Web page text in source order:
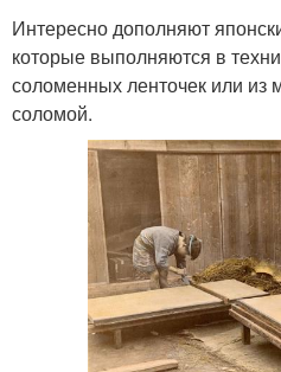
Интересно дополняют
которые выполняются в
соломенных ленточек или из
соломой.